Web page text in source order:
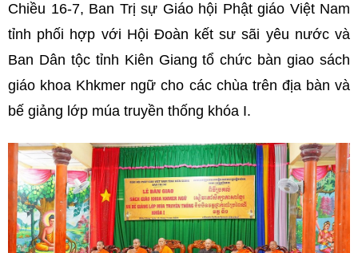
Chiều 16-7, Ban Trị sự Giáo hội Phật giáo Việt Nam
tỉnh phối hợp với Hội Đoàn kết sư sãi yêu nước và
Ban Dân tộc tỉnh Kiên Giang tổ chức bàn giao sách
giáo khoa Khkmer ngữ cho các chùa trên địa bàn và
bế giảng lớp múa truyền thống khóa I.